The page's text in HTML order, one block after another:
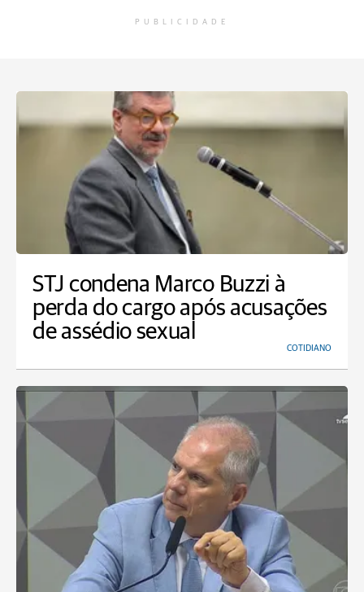
PUBLICIDADE
STJ condena Marco Buzzi à
perda do cargo após acusações
de assédio sexual
COTIDIANO